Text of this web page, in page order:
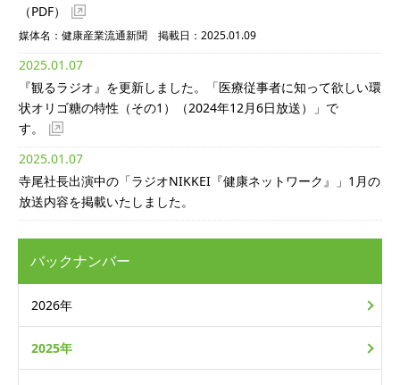
（PDF）
媒体名：健康産業流通新聞 掲載日：2025.01.09
2025.01.07
『観るラジオ』を更新しました。「医療従事者に知って欲しい環
状オリゴ糖の特性（その1）（2024年12月6日放送）」で
す。
2025.01.07
寺尾社長出演中の「ラジオNIKKEI『健康ネットワーク』」1月の
放送内容を掲載いたしました。
バックナンバー
2026年
2025年